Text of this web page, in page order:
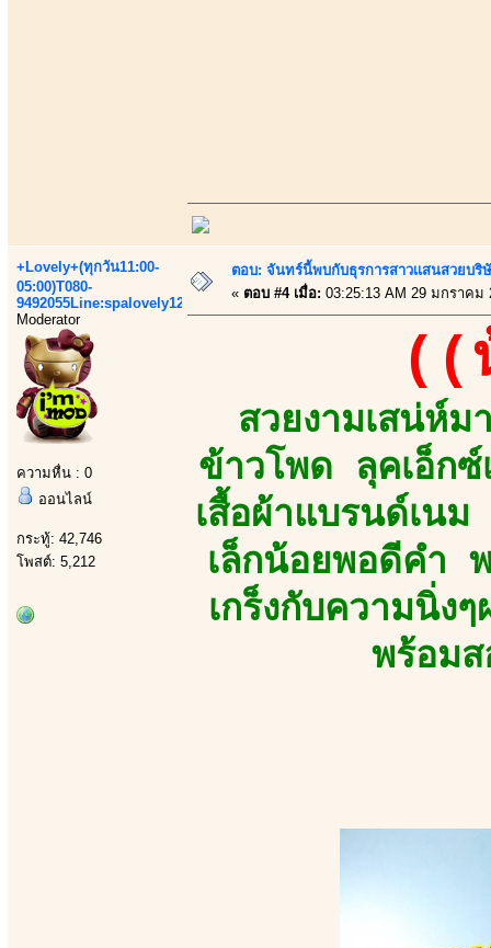
+Lovely+(ทุกวัน11:00-
05:00)T080-
9492055Line:spalovely123
Moderator
ความหื่น : 0
ออนไลน์
กระทู้: 42,746
โพสต์: 5,212
ตอบ: จันทร์นี้พบกับธุรการสาวเเสนสวยบ
« ตอบ #4 เมื่อ: 03:25:13 AM 29 มกราคม
((
สวยงามเสน่ห์ม
ข้าวโพด ลุคเอ็ก
เสื้อผ้าแบรนด์เน
เล็กน้อยพอดีคำ
เกร็งกับความนิ่ง
พร้อม